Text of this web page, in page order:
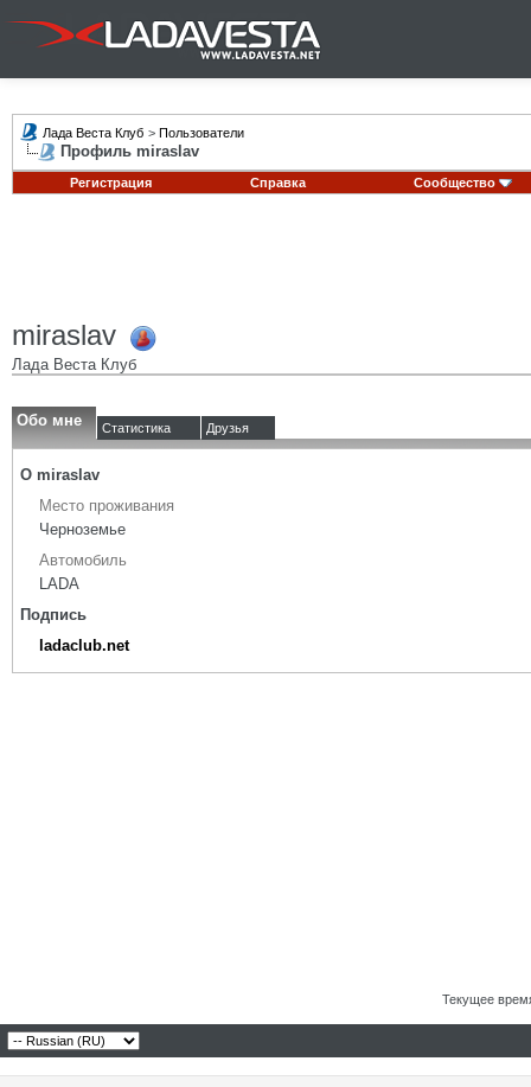
Лада Веста Клуб > Пользователи
Профиль miraslav
Регистрация Справка Сообщество
miraslav
Лада Веста Клуб
Обо мне Статистика Друзья
О miraslav
Место проживания
Черноземье
Автомобиль
LADA
Подпись
ladaclub.net
Текущее